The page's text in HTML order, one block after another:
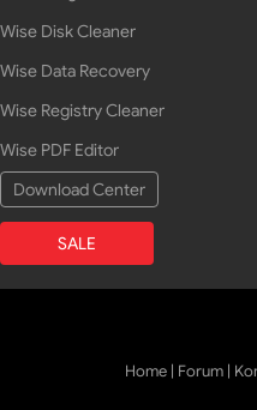
Wise Disk Cleaner
Wise Data Recovery
Wise Registry Cleaner
Wise PDF Editor
Download Center
SALE
Home | Forum |